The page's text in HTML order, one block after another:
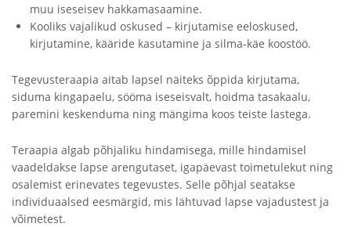
muu iseseisev hakkamasaamine.
Kooliks vajalikud oskused – kirjutamise eeloskused,
kirjutamine, kääride kasutamine ja silma-käe koostöö.
Tegevusteraapia aitab lapsel näiteks õppida kirjutama,
siduma kingapaelu, sööma iseseisvalt, hoidma tasakaalu,
paremini keskenduma ning mängima koos teiste lastega.
Teraapia algab põhjaliku hindamisega, mille hindamisel
vaadeldakse lapse arengutaset, igapäevast toimetulekut ning
osalemist erinevates tegevustes. Selle põhjal seatakse
individuaalsed eesmärgid, mis lähtuvad lapse vajadustest ja
võimetest.